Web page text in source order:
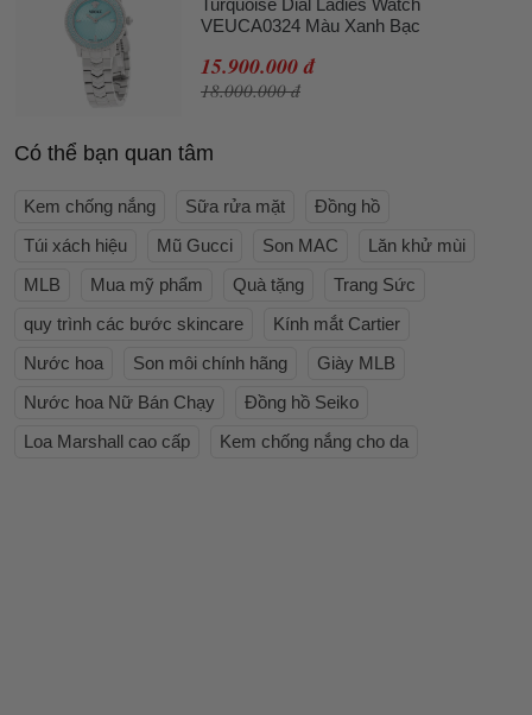
VEUCA0324 Màu Xanh Bạc
15.900.000 đ
18.000.000 đ
Có thể bạn quan tâm
Kem chống nắng Sữa rửa mặt
Đồng hồ
Túi xách hiệu
Mũ Gucci Son MAC
Lăn khử mùi
MLB
Mua mỹ phẩm Quà tặng
Trang Sức
quy trình các bước skincare
Kính mắt Cartier
Nước hoa
Son môi chính hãng
Giày MLB
Nước hoa Nữ Bán Chạy
Đồng hồ Seiko
Loa Marshall cao cấp
Kem chống nắng cho da